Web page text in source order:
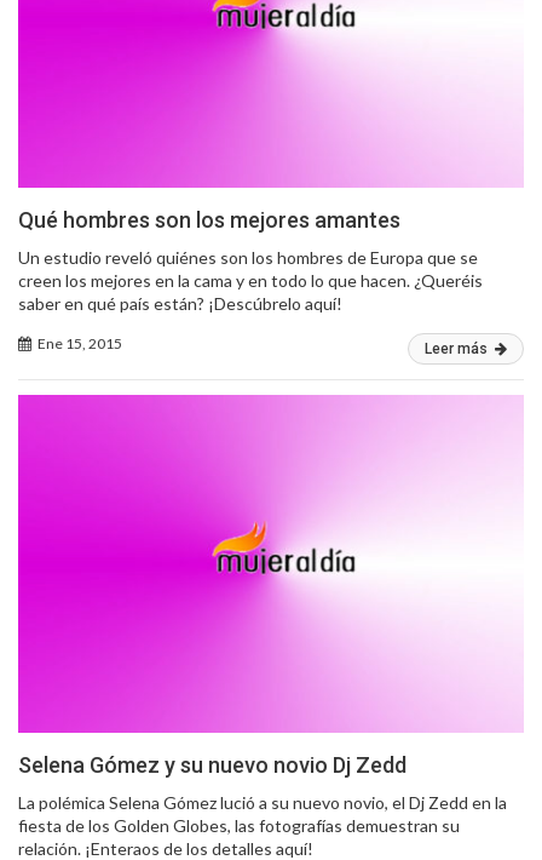
Qué hombres son los mejores amantes
Un estudio reveló quiénes son los hombres de Europa que se
creen los mejores en la cama y en todo lo que hacen. ¿Queréis
saber en qué país están? ¡Descúbrelo aquí!
Ene 15, 2015 Leer más
Selena Gómez y su nuevo novio Dj Zedd
La polémica Selena Gómez lució a su nuevo novio, el Dj Zedd en la
fiesta de los Golden Globes, las fotografías demuestran su
relación. ¡Enteraos de los detalles aquí!